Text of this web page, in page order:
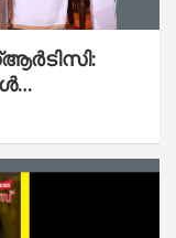
സി പി